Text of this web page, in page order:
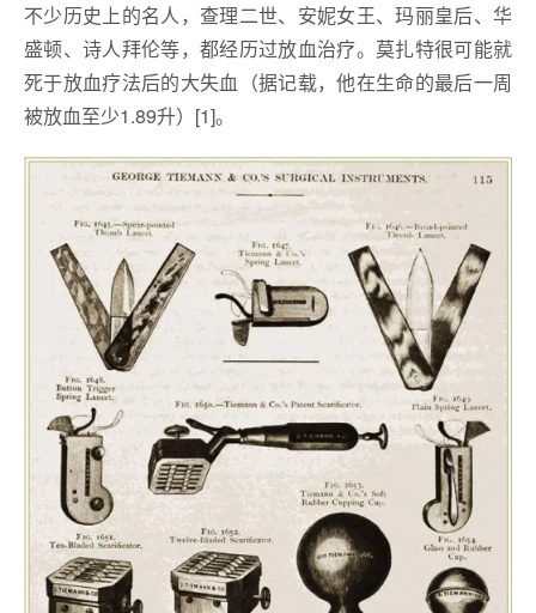
不少历史上的名人，查理二世、安妮女王、玛丽皇后、华
盛顿、诗人拜伦等，都经历过放血治疗。莫扎特很可能就
死于放血疗法后的大失血（据记载，他在生命的最后一周
被放血至少1.89升）[1]。